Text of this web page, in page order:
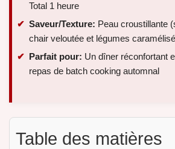
Total 1 heure
Saveur/Texture: Peau croustillante
chair veloutée et légumes
Parfait pour: Un dîner réconfortant
repas de batch cooking automnal
Table des matières